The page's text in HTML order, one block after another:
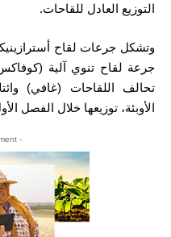
التوزيع العادل للقاحات.
جرعة لقاح تنوي آلية
تحالف اللقاحات (غافي)
الأوبئة، توزيعها خلال الفصل
- Advertisement -